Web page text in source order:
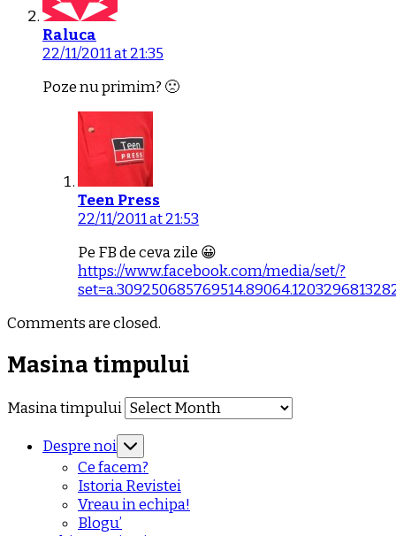
Raluca
22/11/2011 at 21:35
Poze nu primim? 🙁
Teen Press
22/11/2011 at 21:53
Pe FB de ceva zile 😀
https://www.facebook.com/media/set/?
Comments are closed.
Masina timpului
Masina timpului
Despre noi
Ce facem?
Istoria Revistei
Vreau in echipa!
Blogu’